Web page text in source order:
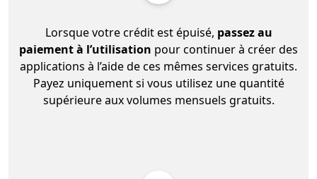
Lorsque votre crédit est épuisé, passez au
paiement à l’utilisation pour continuer à créer des
applications à l’aide de ces mêmes services gratuits.
Payez uniquement si vous utilisez une quantité
supérieure aux volumes mensuels gratuits.